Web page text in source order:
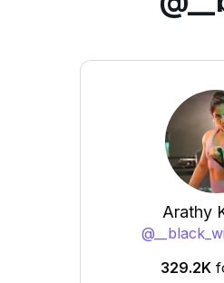
Arathy
@
329.2K